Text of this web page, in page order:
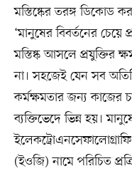
মস্তিষ্কের তরঙ্গ ডিকোড
‘মানুষের বিবর্তনের
মস্তিষ্ক আসলে প্রযুক্তির
না। সহজেই যেন সব
কর্মক্ষমতার জন্য কাজের
ব্যক্তিভেদে ভিন্ন হয়।
(ইওজি) নামে পরিচিত